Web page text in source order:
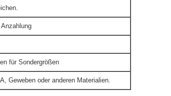
für Sondergrößen
Geweben oder anderen Materialien.